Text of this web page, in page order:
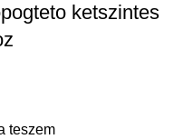
ketszintes
teszem